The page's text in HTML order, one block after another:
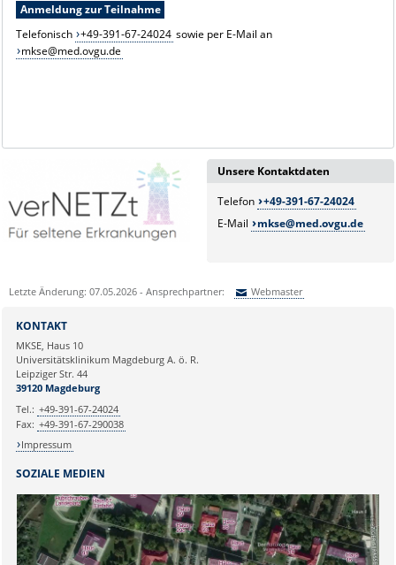
Anmeldung zur Teilnahme
Telefonisch +49-391-67-24024 sowie per E-Mail an
mkse@med.ovgu.de
Unsere Kontaktdaten
Telefon +49-391-67-24024
E-Mail
mkse@med.ovgu.de
Letzte Änderung: 07.05.2026 - Ansprechpartner: Webmaster
Ihre E-Mailadresse:
Ihr Anliegen:
SOZIALE MEDIEN
KONTAKT
MKSE, Haus 10
Universitätsklinikum Magdeburg A. ö. R.
Leipziger Str. 44
39120 Magdeburg
Tel.: +49-391-67-24024
Fax: +49-391-67-290038
Impressum